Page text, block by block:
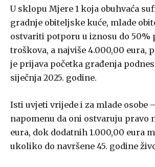
U sklopu Mjere 1 koja obuhvaća
gradnje obiteljske kuće, mlade
ostvariti potporu u iznosu do
troškova, a najviše 4.000,00 eura,
je prijava početka građenja
siječnja 2025. godine.
Isti uvjeti vrijede i za mlade osobe
napomenu da oni ostvaruju pravo
eura, dok dodatnih 1.000,00 eura
ukoliko do navršene 45. godine